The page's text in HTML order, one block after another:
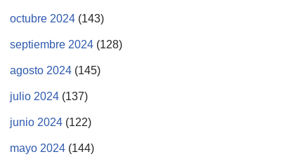
octubre 2024 (143)
septiembre 2024 (128)
agosto 2024 (145)
julio 2024 (137)
junio 2024 (122)
mayo 2024 (144)